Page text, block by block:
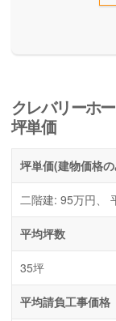
クレバリーホ
坪単価
坪単価(建物価格
二階建: 95万円、
平均坪数
35坪
平均請負工事価格